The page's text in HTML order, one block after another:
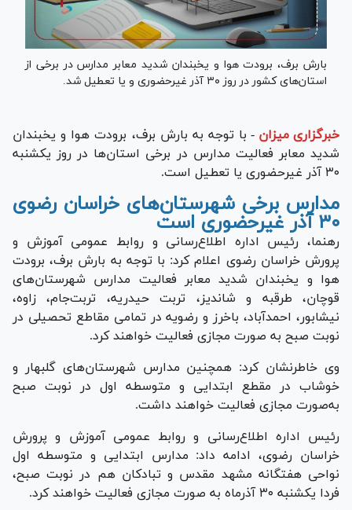
بارش برف، برودت هوا و یخبندان شدید معابر مدارس در برخی از
استان‌های کشور در روز ۳۰ آذر غیرحضوری و یا تعطیل شد.
خبرگزاری میزان - با توجه به بارش برف، برودت هوا و یخبندان
شدید معابر فعالیت مدارس در برخی استان‌ها در روز یکشنبه
۳۰ آذر غیرحضوری یا تعطیل است.
مدارس برخی شهرستان‌های خراسان رضوی
۳۰ آذر غیرحضوری است
رهنما، رئیس اداره اطلاع‌رسانی و روابط عمومی آموزش و
پرورش خراسان رضوی اعلام کرد: با توجه به بارش برف، برودت
هوا و یخبندان شدید معابر فعالیت مدارس شهرستان‌های
قوچان، طرقبه و شاندیز، تربت حیدریه، تربت‌جام، زاوه،
نیشابور، احمدآباد، باخرز و رضویه در تمامی مقاطع تحصیلی در
نوبت صبح به صورت مجازی فعالیت خواهند کرد.
وی خاطرنشان کرد: همچنین مدارس شهرستان‌های گلبهار و
خوشاب در مقطع ابتدایی و متوسطه اول در نوبت صبح
به‌صورت مجازی فعالیت خواهند داشت.
رئیس اداره اطلاع‌رسانی و روابط عمومی آموزش و پرورش
خراسان رضوی، ادامه داد: مدارس ابتدایی و متوسطه اول
نواحی هفتگانه مشهد مقدس و تبادکان هم در نوبت صبح،
فردا یکشنبه ۳۰ آذرماه به ‌صورت مجازی فعالیت خواهند کرد.